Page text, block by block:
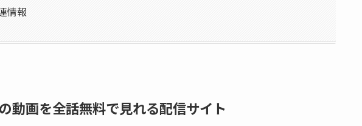
情報
動画を全話無料で見れる配信サイト